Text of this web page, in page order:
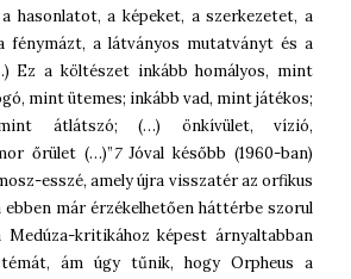
hasonlatot, a képeket, a szerkezetet, a
fénymázt, a látványos mutatványt és a
Ez a költészet inkább homályos, mint
mint ütemes; inkább vad, mint játékos;
átlátszó; (…) önkívület, vízió,
őrület (…)”7Jóval később (1960-ban)
esszé, amely újra visszatér az orfikus
ebben már érzékelhetően háttérbe szorul
kritikához képest árnyaltabban
ám úgy tűnik, hogy Orpheus a